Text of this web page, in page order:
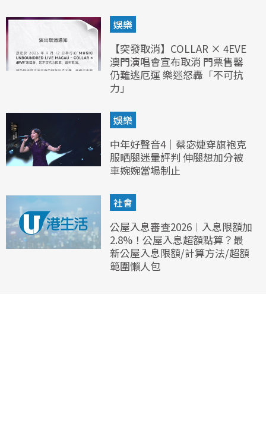
娛樂
【突發取消】COLLAR × 4EVE
澳門演唱會宣布取消 門票售罄
仍難逃厄運 樂迷怒轟「不可抗
力」
娛樂
中年好聲音4｜蔡宓婕穿旗袍克
服晒腿迷暈評判 伸腿想加分被
車婉婉當場制止
社會
公屋入息審查2026︱入息限額加
2.8%！公屋入息超額點算？最
新公屋入息限額/計算方法/超額
範圍懶人包